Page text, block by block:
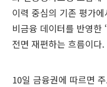
이력 중심의 기존 평가에
비금융 데이터를 반영한
전면 재편하는 흐름이다.
10일 금융권에 따르면